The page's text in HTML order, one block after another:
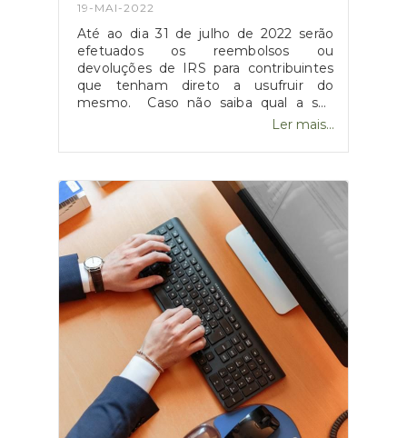
19-MAI-2022
Até ao dia 31 de julho de 2022 serão
efetuados os reembolsos ou
devoluções de IRS para contribuintes
que tenham direto a usufruir do
mesmo. Caso não saiba qual a sua
situação atual referente ao assunto,
perceber quanto resultará da liquidação
ou ao valor que terá de pagar de
imposto adicional.Fonte: "Quando vou
receber o reembolso do IRS",
disponível
em: https://www.dinheirovivo.pt/financas-
pessoais/quando-vou-receber-o-
reembolso-do-irs-14854316.html
Ler mais...